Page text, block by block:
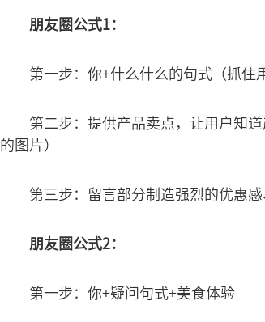
朋友圈公式1：
第一步：你+什么什么的句式（抓住
第二步：提供产品卖点，让用户知
的图片）
第三步：留言部分制造强烈的优惠
朋友圈公式2：
第一步：你+疑问句式+美食体验